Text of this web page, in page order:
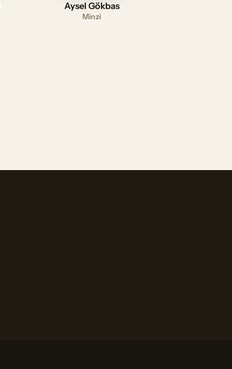
Aysel Gökbas
Minzi